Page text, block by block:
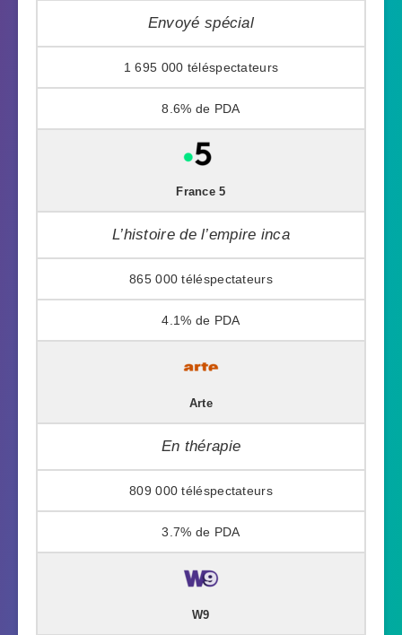
Envoyé spécial
1 695 000
8.6%
France 5
L’histoire de l’empire inca
865 000
4.1%
Arte
En thérapie
809 000
3.7%
W9